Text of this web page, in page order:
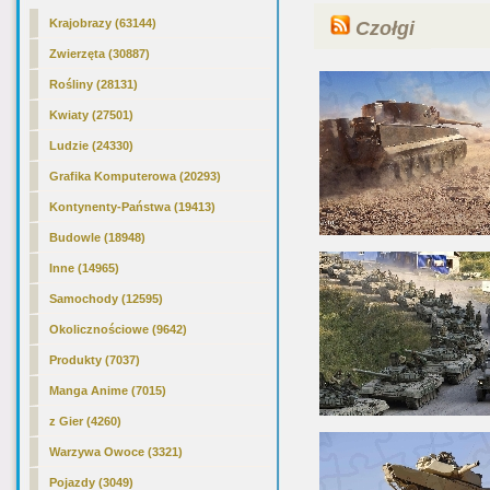
Krajobrazy (63144)
Zwierzęta (30887)
Rośliny (28131)
Kwiaty (27501)
Ludzie (24330)
Grafika Komputerowa (20293)
Kontynenty-Państwa (19413)
Budowle (18948)
Inne (14965)
Samochody (12595)
Okolicznościowe (9642)
Produkty (7037)
Manga Anime (7015)
z Gier (4260)
Warzywa Owoce (3321)
Pojazdy (3049)
Czołgi